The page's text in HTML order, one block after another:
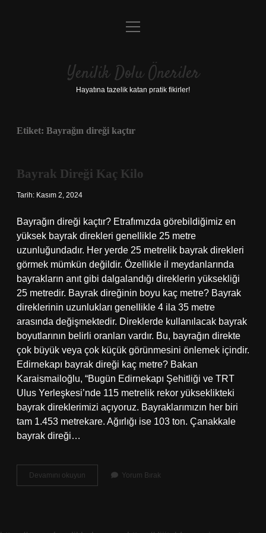
Anasayfa
Yasal Uyarı
menüyü
Yenilik Dolu Öneriler
Hayatına tazelik katan pratik fikirler!
Etiket: Bayrağın direği kaçtır
Bayrak Direği Kaç Kilo
Tarih: Kasım 2, 2024
Bayrağın direği kaçtır? Etrafımızda görebildiğimiz en
yüksek bayrak direkleri genellikle 25 metre
uzunluğundadır. Her yerde 25 metrelik bayrak direkleri
görmek mümkün değildir. Özellikle il meydanlarında
bayrakların anıt gibi dalgalandığı direklerin yüksekliği
25 metredir. Bayrak direğinin boyu kaç metre? Bayrak
direklerinin uzunlukları genellikle 4 ila 35 metre
arasında değişmektedir. Direklerde kullanılacak bayrak
boyutlarının belirli oranları vardır. Bu, bayrağın direkte
çok büyük veya çok küçük görünmesini önlemek içindir.
Edirnekapı bayrak direği kaç metre? Bakan
Karaismailoğlu, “Bugün Edirnekapı Şehitliği ve TRT
Ulus Yerleşkesi’nde 115 metrelik rekor yükseklikteki
bayrak direklerimizi açıyoruz. Bayraklarımızın her biri
tam 1.453 metrekare. Ağırlığı ise 103 ton. Çanakkale
bayrak direği…
Devamını okuyun
Direği
Yorum Bırak